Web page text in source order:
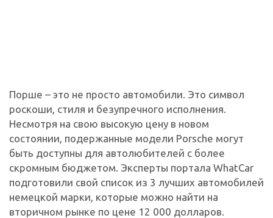
Порше – это не просто автомобили. Это символ
роскоши, стиля и безупречного исполнения.
Несмотря на свою высокую цену в новом
состоянии, подержанные модели Porsche могут
быть доступны для автолюбителей с более
скромным бюджетом. Эксперты портала WhatCar
подготовили свой список из 3 лучших автомобилей
немецкой марки, которые можно найти на
вторичном рынке по цене 12 000 долларов.